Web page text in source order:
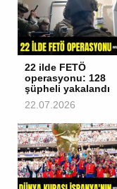
22 ilde FETÖ
operasyonu: 128
şüpheli yakalandı
22.07.2026